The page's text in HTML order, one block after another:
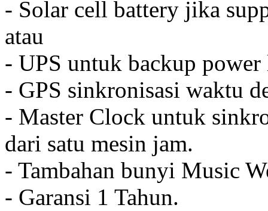
- Solar cell battery jika
atau
- UPS untuk backup
- GPS sinkronisasi waktu
- Master Clock untuk
dari satu mesin jam.
- Tambahan bunyi Music
- Garansi 1 Tahun.